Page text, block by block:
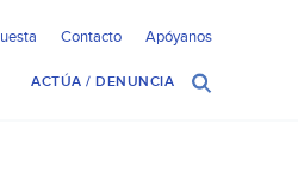
Contacto Apóyanos
ACTÚA / DENUNCIA